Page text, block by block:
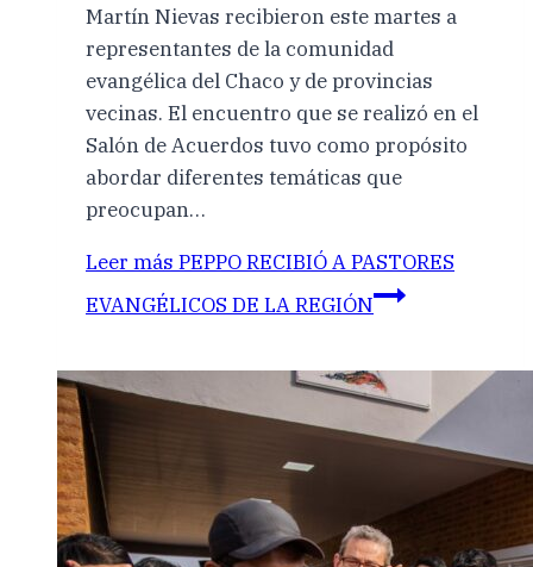
Martín Nievas recibieron este martes a
representantes de la comunidad
evangélica del Chaco y de provincias
vecinas. El encuentro que se realizó en el
Salón de Acuerdos tuvo como propósito
abordar diferentes temáticas que
preocupan…
Leer más PEPPO RECIBIÓ A PASTORES
EVANGÉLICOS DE LA REGIÓN